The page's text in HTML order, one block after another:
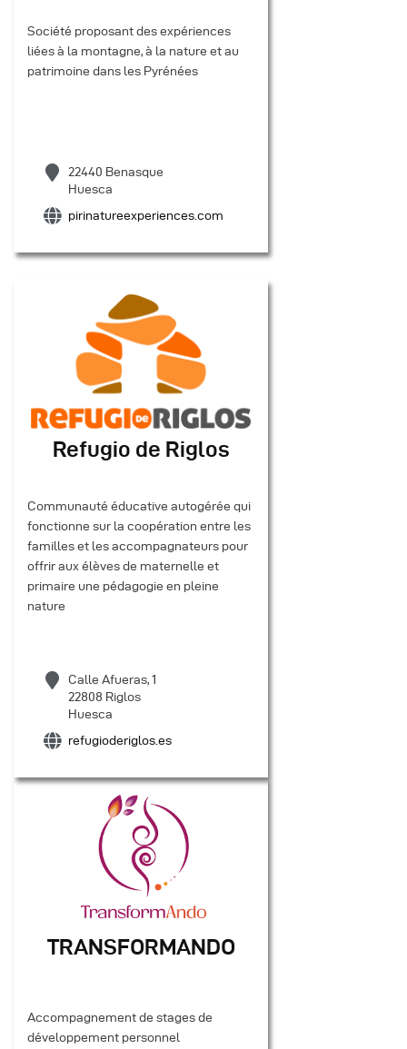
Société proposant des expériences
liées à la montagne, à la nature et au
patrimoine dans les Pyrénées
22440 Benasque
Huesca
pirinatureexperiences.com
Refugio de Riglos
Communauté éducative autogérée qui
fonctionne sur la coopération entre les
familles et les accompagnateurs pour
offrir aux élèves de maternelle et
primaire une pédagogie en pleine
nature
Calle Afueras, 1
22808 Riglos
Huesca
refugioderiglos.es
TRANSFORMANDO
Accompagnement de stages de
développement personnel